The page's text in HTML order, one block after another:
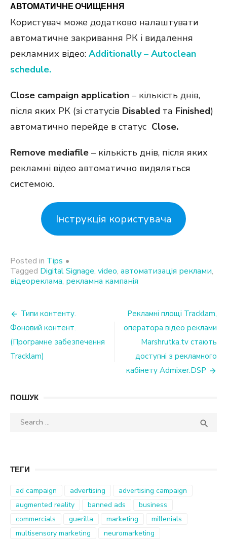
АВТОМАТИЧНЕ ОЧИЩЕННЯ
Користувач може додатково налаштувати
автоматичне закривання РК і видалення
рекламних відео: Additionally– Autoclean
schedule.
Close campaign application – кількість днів,
після яких РК (зі статусів Disabled та Finished)
автоматично перейде в статус Close.
Remove mediafile – кількість днів, після яких
рекламні відео автоматично видяляться
системою.
Інструкція користувача
Posted in Tips •
Tagged Digital Signage, video, автоматизація реклами,
відеореклама, рекламна кампанія
Post
navigation
Типи контенту.
Фоновий контент.
(Програмне забезпечення
Tracklam)
Рекламні площі Tracklam,
оператора відео реклами
Marshrutka.tv стають
доступні з рекламного
кабінету Admixer.DSP
ПОШУК
Search

ТЕГИ
ad campaign advertising
advertising campaign
augmented reality
banned ads
business
commercials
guerilla marketing
millenials
multisensory marketing
neuromarketing